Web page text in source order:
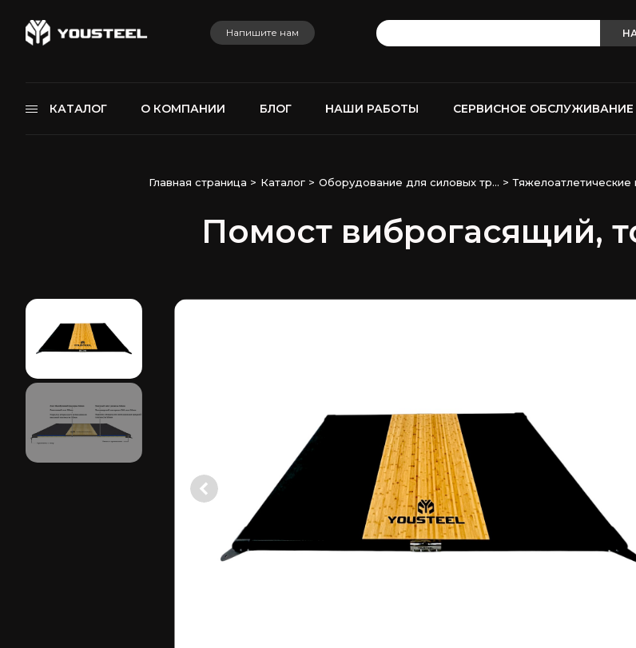
Напишите нам
КАТАЛОГ О КОМПАНИИ БЛОГ НАШИ РАБОТЫ СЕРВИСНОЕ ОБСЛУЖИВАНИЕ
Главная страница > Каталог> Оборудование для силовых тр... > Тяжелоатлетические
Помост виброгасящий,